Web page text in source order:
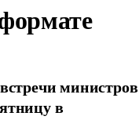
министров
в